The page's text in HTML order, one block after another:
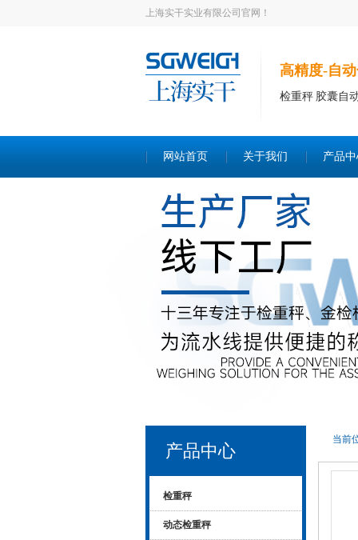
上海实干实业有限公司官网！
高精度-自
检重秤 胶囊自
网站首页 关于我们 产品
产品中心
检重秤
动态检重秤
当前